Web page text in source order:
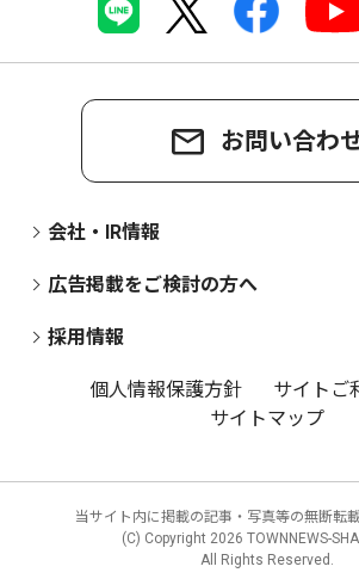
お問い合わ
会社・IR情報
広告掲載をご検討の方へ
採用情報
個人情報保護方針
サイトご
サイトマップ
当サイト内に掲載の記事・写真等の無断転載
(C) Copyright 2026 TOWNNEWS-SHA
All Rights Reserved.